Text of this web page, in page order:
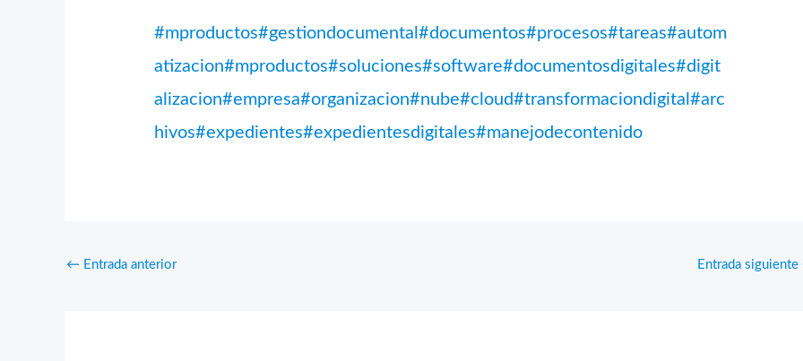
#mproductos#gestiondocumental#documentos#procesos#tareas#autom
atizacion#mproductos#soluciones#software#documentosdigitales#digit
alizacion#empresa#organizacion#nube#cloud#transformaciondigital#arc
hivos#expedientes#expedientesdigitales#manejodecontenido
← Entrada anterior Entrada siguiente